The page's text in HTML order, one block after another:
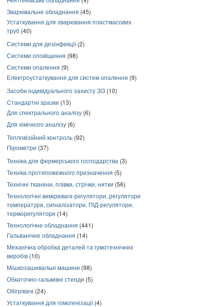
Зварювальне обладнання (45)
Устаткування для зварювання пластмасових
труб (40)
Системи для дезінфекції(2)
Системи оповіщення (98)
Системи опалення (9)
Електроустаткування для систем опалення (9)
Засоби індивідуального захисту ЗІЗ (10)
Стандартні зразки (13)
Для спектрального аналізу (6)
Для хімічного аналізу (6)
Тепловізійний контроль (92)
Пірометри (37)
Техніка для фермерського господарства (3)
Техніка протипожежного призначення (5)
Технічні тканини, плівки, стрічки, нитки (56)
Технологічні вимірювачі-регулятори, регулятори
температури, сигналізатори, ПІД-регулятори,
терморегулятори (14)
Технологічне обладнання (441)
Гальванічне обладнання (14)
Механічна обробка деталей та гумотехнічних
виробів (10)
Мішкозашивальні машини (98)
Обкаточно-гальмівні стенди (5)
Обігрівачі (24)
Устаткування для гомогенізації(4)